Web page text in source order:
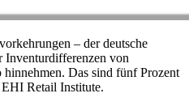
– der deutsche
Inventurdifferenzen von
Das sind fünf Prozent
Retail Institute.